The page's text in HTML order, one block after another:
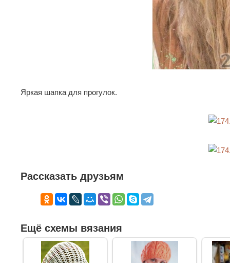
Яркая шапка для прогулок.
Рассказать друзьям
Ещё схемы вязания